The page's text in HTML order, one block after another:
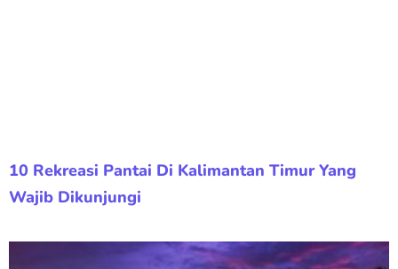
10 Rekreasi Pantai Di Kalimantan Timur Yang
Wajib Dikunjungi